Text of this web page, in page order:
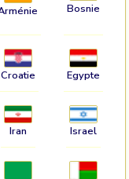
Bosnie
Croatie Egypte
Iran Israel